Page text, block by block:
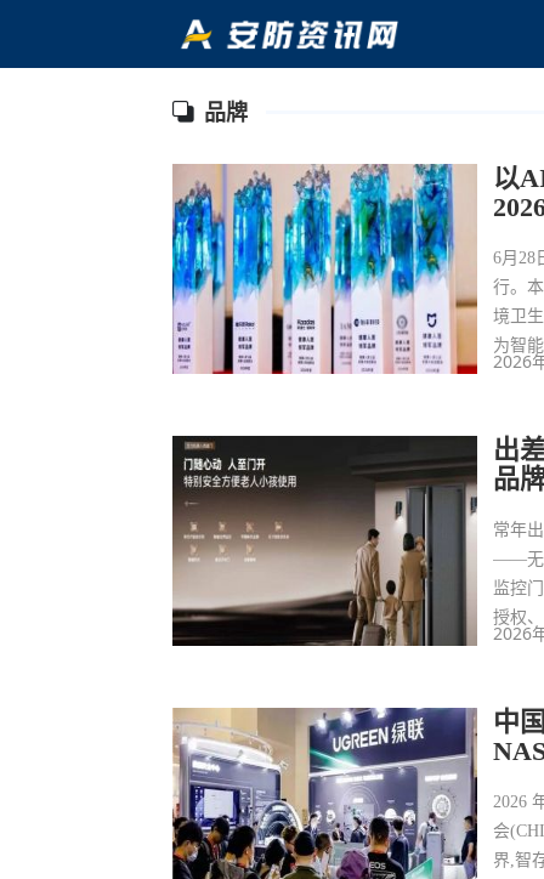
品牌
以
6月28
行。
境卫
为智
2026
出
品
常年
——无
监控
授权
2026
中
2026
会
界,智